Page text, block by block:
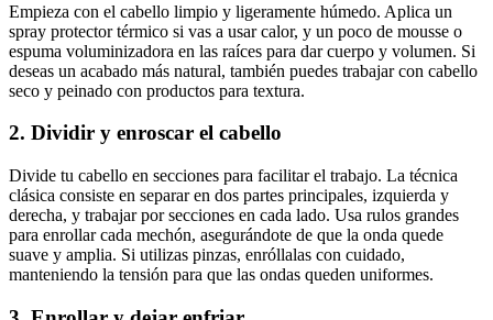
Empieza con el cabello limpio y ligeramente húmedo. Aplica un
spray protector térmico si vas a usar calor, y un poco de mousse o
espuma voluminizadora en las raíces para dar cuerpo y volumen. Si
deseas un acabado más natural, también puedes trabajar con cabello
seco y peinado con productos para textura.
2. Dividir y enroscar el cabello
Divide tu cabello en secciones para facilitar el trabajo. La técnica
clásica consiste en separar en dos partes principales, izquierda y
derecha, y trabajar por secciones en cada lado. Usa rulos grandes
para enrollar cada mechón, asegurándote de que la onda quede
suave y amplia. Si utilizas pinzas, enróllalas con cuidado,
manteniendo la tensión para que las ondas queden uniformes.